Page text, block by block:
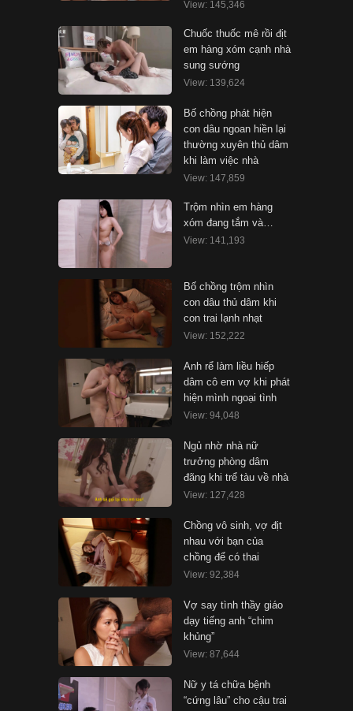
View: 145,346
Chuốc thuốc mê rồi địt
em hàng xóm cạnh nhà
sung sướng
View: 139,624
Bố chồng phát hiện
con dâu ngoan hiền lại
thường xuyên thủ dâm
khi làm việc nhà
View: 147,859
Trộm nhìn em hàng
xóm đang tắm và…
View: 141,193
Bố chồng trộm nhìn
con dâu thủ dâm khi
con trai lạnh nhạt
View: 152,222
Anh rể làm liều hiếp
dâm cô em vợ khi phát
hiện mình ngoại tình
View: 94,048
Ngủ nhờ nhà nữ
trưởng phòng dâm
đãng khi trể tàu về nhà
View: 127,428
Chồng vô sinh, vợ địt
nhau với bạn của
chồng để có thai
View: 92,384
Vợ say tình thầy giáo
dạy tiếng anh “chim
khủng”
View: 87,644
Nữ y tá chữa bệnh
“cứng lâu” cho cậu trai